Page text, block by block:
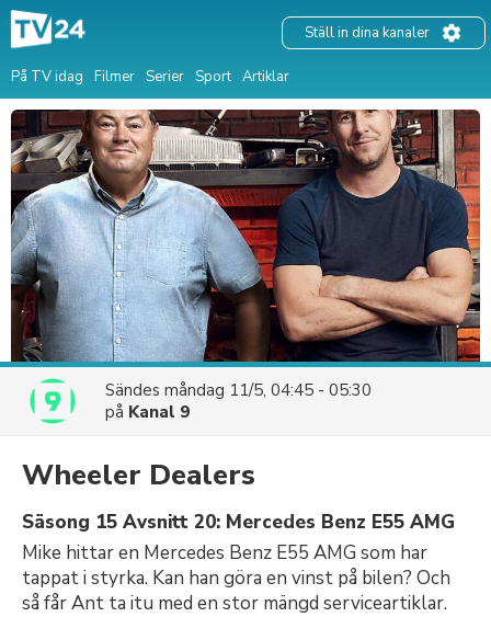
På TV idag Filmer Serier Sport Artiklar
Ställ in dina kanaler
Sändes måndag 11/5, 04:45 - 05:30
på Kanal 9
Wheeler Dealers
Säsong 15 Avsnitt 20: Mercedes Benz E55 AMG
Mike hittar en Mercedes Benz E55 AMG som har
tappat i styrka. Kan han göra en vinst på bilen? Och
så får Ant ta itu med en stor mängd serviceartiklar.